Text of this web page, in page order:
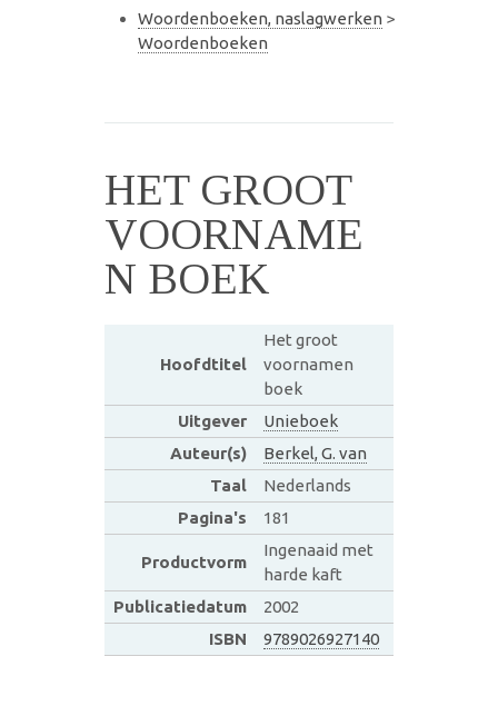
Woordenboeken, naslagwerken >
Woordenboeken
HET GROOT
VOORNAME
N BOEK
Hoofdtitel
Het groot
voornamen
boek
Uitgever
Unieboek
Auteur(s)
Berkel, G. van
Taal
Nederlands
Pagina's
181
Productvorm
Ingenaaid met
harde kaft
Publicatiedatum
2002
ISBN
9789026927140